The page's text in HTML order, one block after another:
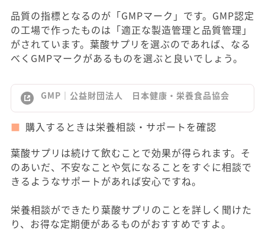
品質の指標となるのが「GMPマーク」です。GMP認定
の工場で作ったものは「適正な製造管理と品質管理」
がされています。葉酸サプリを選ぶのであれば、なる
べくGMPマークがあるものを選ぶと良いでしょう。
GMP｜公益財団法人 日本健康・栄養食品協会
購入するときは栄養相談・サポートを確認
葉酸サプリは続けて飲むことで効果が得られます。そ
のあいだ、不安なことや気になることをすぐに相談で
きるようなサポートがあれば安心ですね。
栄養相談ができたり葉酸サプリのことを詳しく聞けた
り、お得な定期便があるものがおすすめですよ。